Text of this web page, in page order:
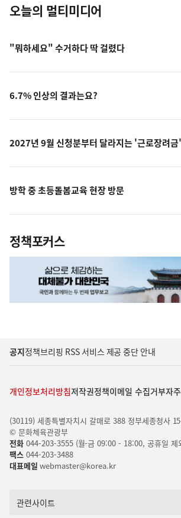
오늘의 멀티미디어
"뭐하세요" 수거하다 딱 걸렸다
6.7% 인상의 결과는요?
2027년 9월 신청분부터 달라지는 '근로장려금'
방학 중 초등돌봄교육 현장 방문
정책포커스
공지정책브리핑 RSS 서비스 제공 중단 안내
개인정보처리방침저작권정책이메일 수집거부자
(30119) 세종특별자치시 갈매로 388 정부세종청사
© 문화체육관광부
전화044-203-3555 (월-금 09:00 - 18:00, 공휴일 제
팩스044-203-3488
대표메일 webmaster@korea.kr
관련사이트